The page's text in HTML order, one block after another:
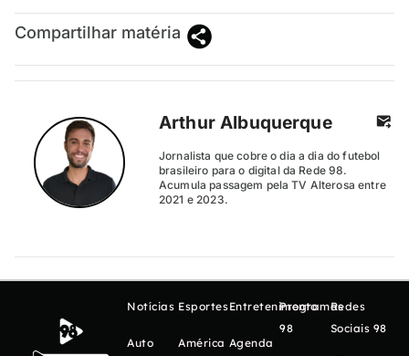
Compartilhar matéria
Arthur Albuquerque
Jornalista que cobre o dia a dia do futebol
brasileiro para o digital da Rede 98.
Acumula passagem pela TV Alterosa entre
2021 e 2023.
Notícias
Auto
Esportes
América
Entretenimento
Agenda
Programas
98
Redes
Sociais 98